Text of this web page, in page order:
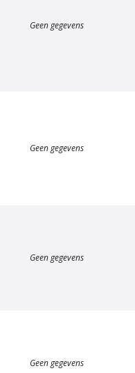
Geen gegevens
Geen gegevens
Geen gegevens
Geen gegevens